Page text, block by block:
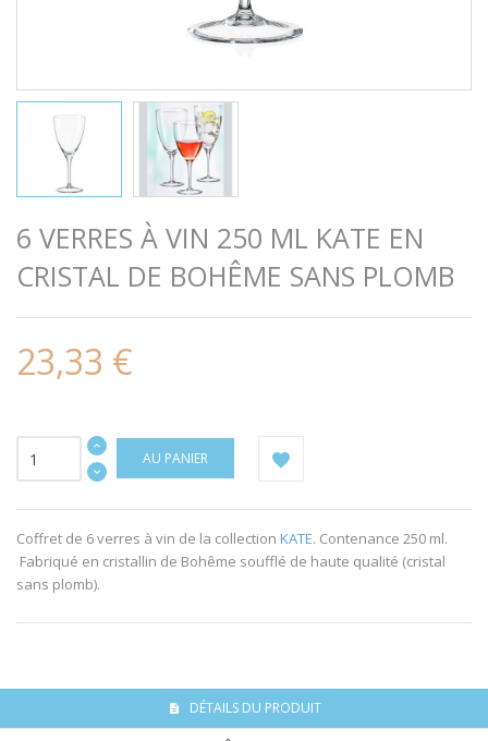
6 VERRES À VIN 250 ML KATE EN
CRISTAL DE BOHÊME SANS PLOMB
23,33 €
AU PANIER
Coffret de 6 verres à vin de la collection KATE. Contenance 250 ml.
Fabriqué en cristallin de Bohême soufflé de haute qualité (cristal
sans plomb).
DÉTAILS DU PRODUIT